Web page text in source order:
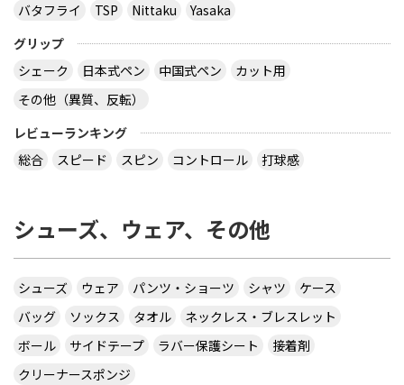
バタフライ
TSP Nittaku
Yasaka
グリップ
シェーク
日本式ペン 中国式ペン
カット用
その他（異質、反転）
レビューランキング
総合
スピード スピン コントロール 打球感
シューズ、ウェア、その他
シューズ ウェア パンツ・ショーツ シャツ
ケース
バッグ
ソックス タオル
ネックレス・ブレスレット
ボール
サイドテープ ラバー保護シート
接着剤
クリーナースポンジ